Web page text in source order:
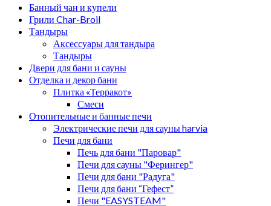
Банный чан и купели
Грили Char-Broil
Тандыры
Аксессуары для тандыра
Тандыры
Двери для бани и сауны
Отделка и декор бани
Плитка «Терракот»
Смеси
Отопительные и банные печи
Электрические печи для сауны harvia
Печи для бани
Печь для бани "Паровар"
Печи для сауны "Ферингер"
Печи для бани "Радуга"
Печи для бани “Гефест”
Печи "EASYSTEAM"